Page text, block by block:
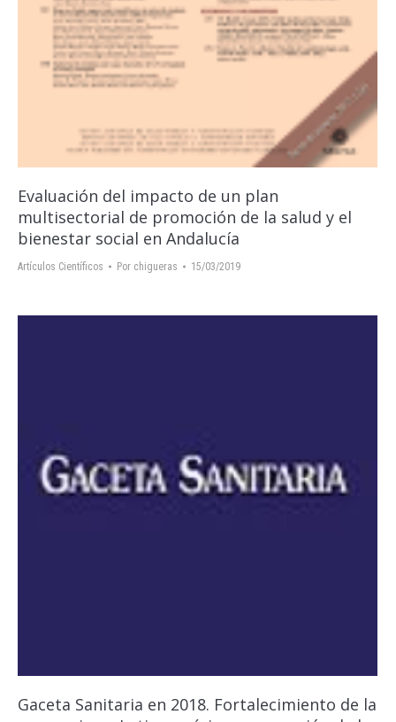
Evaluación del impacto de un plan
multisectorial de promoción de la salud y el
bienestar social en Andalucía
Artículos Científicos Por chigueras 15/03/2019
Gaceta Sanitaria en 2018. Fortalecimiento de la